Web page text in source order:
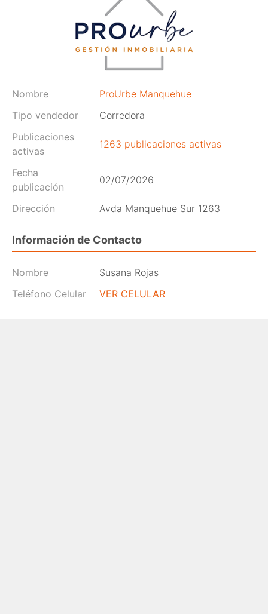
Nombre
ProUrbe Manquehue
Tipo vendedor
Corredora
Publicaciones
activas
1263 publicaciones activas
Fecha
publicación
02/07/2026
Dirección Avda Manquehue Sur 1263
Información de Contacto
Nombre
Susana Rojas
Teléfono Celular
VER CELULAR